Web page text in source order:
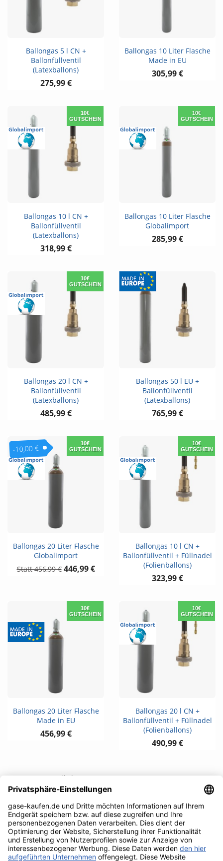
Ballongas 5 l CN +
Ballonfüllventil
(Latexballons)
275,99 €
Ballongas 10 Liter Flasche
Made in EU
305,99 €
10€
GUTSCHEIN
Ballongas 10 l CN +
Ballonfüllventil
(Latexballons)
318,99 €
10€
GUTSCHEIN
Ballongas 10 Liter Flasche
Globalimport
285,99 €
10€
GUTSCHEIN
Ballongas 20 l CN +
Ballonfüllventil
(Latexballons)
485,99 €
Ballongas 50 l EU +
Ballonfüllventil
(Latexballons)
765,99 €
-10,00 €
10€
GUTSCHEIN
Ballongas 20 Liter Flasche
Globalimport
456,99 € 446,99 €
10€
GUTSCHEIN
Ballongas 10 l CN +
Ballonfüllventil + Füllnadel
(Folienballons)
323,99 €
10€
GUTSCHEIN
Ballongas 20 Liter Flasche
Made in EU
456,99 €
10€
GUTSCHEIN
Ballongas 20 l CN +
Ballonfüllventil + Füllnadel
(Folienballons)
490,99 €
1 - 12 von 24 Artikel(n)
1 
Zum Seitenanfang